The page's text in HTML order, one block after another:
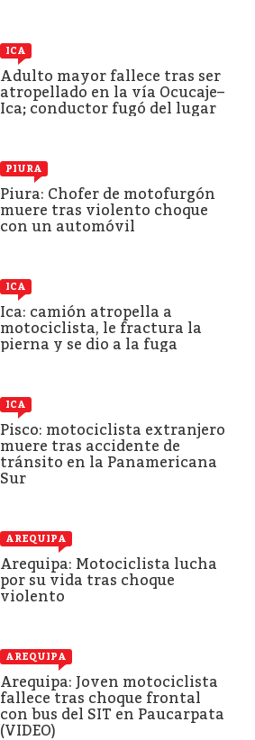
ICA
Adulto mayor fallece tras ser
atropellado en la vía Ocucaje–
Ica; conductor fugó del lugar
PIURA
Piura: Chofer de motofurgón
muere tras violento choque
con un automóvil
ICA
Ica: camión atropella a
motociclista, le fractura la
pierna y se dio a la fuga
ICA
Pisco: motociclista extranjero
muere tras accidente de
tránsito en la Panamericana
Sur
AREQUIPA
Arequipa: Motociclista lucha
por su vida tras choque
violento
AREQUIPA
Arequipa: Joven motociclista
fallece tras choque frontal
con bus del SIT en Paucarpata
(VIDEO)